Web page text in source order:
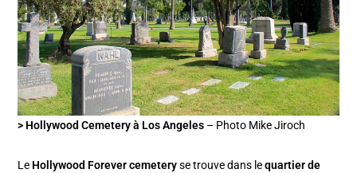
> Hollywood Cemetery à Los Angeles – Photo Mike Jiroch
Le Hollywood Forever cemeteryse trouve dans lequartier de